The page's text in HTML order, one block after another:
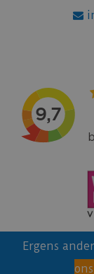
Ergens
ons